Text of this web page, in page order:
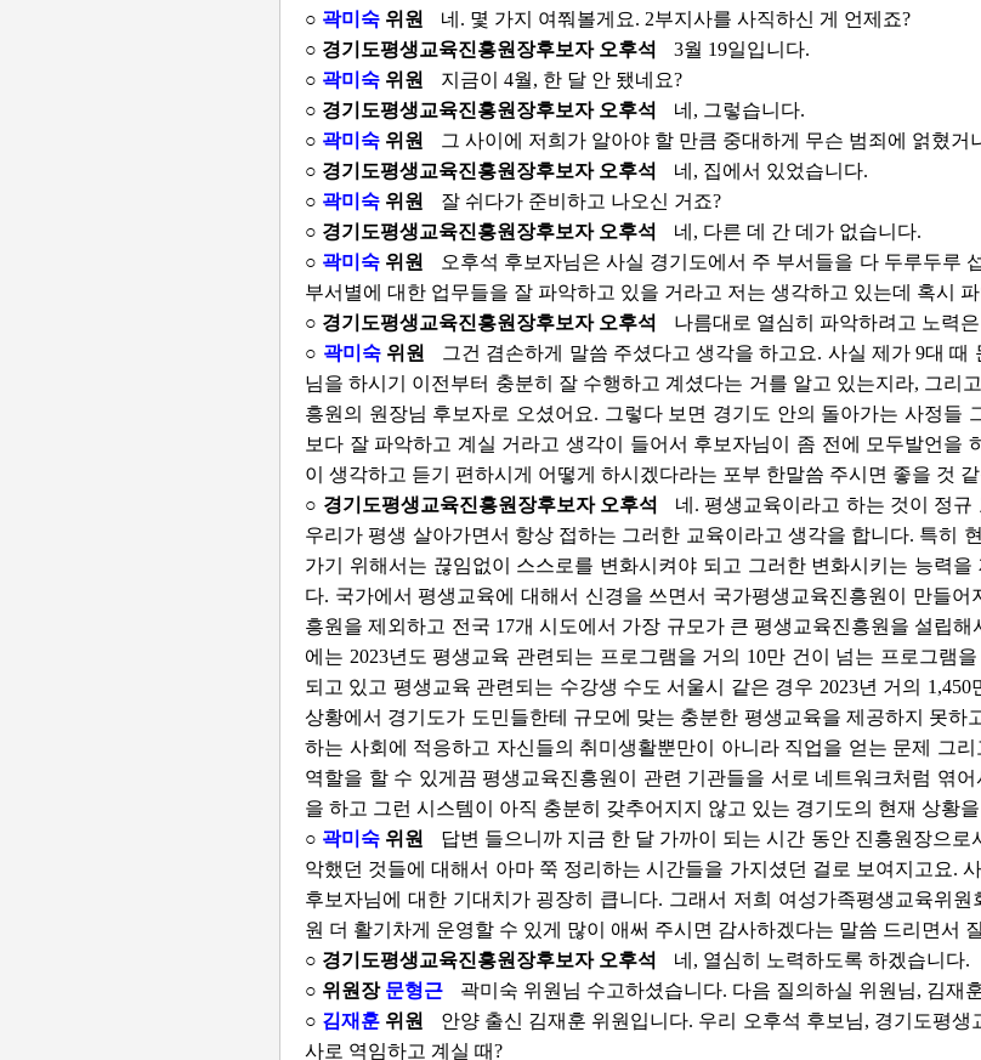
○ 곽미숙 위원
네. 몇 가지 여쭤볼게요. 2부지사를 사직하신 게 언제죠?
○ 경기도평생교육진흥원장후보자 오후석
3월 19일입니다.
○ 곽미숙 위원
지금이 4월, 한 달 안 됐네요?
○ 경기도평생교육진흥원장후보자 오후석
네, 그렇습니다.
○ 곽미숙 위원
그 사이에 저희가 알아야 할 만큼 중대하게 무슨 범죄에 얽혔
○ 경기도평생교육진흥원장후보자 오후석
네, 집에서 있었습니다.
○ 곽미숙 위원
잘 쉬다가 준비하고 나오신 거죠?
○ 경기도평생교육진흥원장후보자 오후석
네, 다른 데 간 데가 없습니다.
○ 곽미숙 위원
오후석 후보자님은 사실 경기도에서 주 부서들을 다 두루두루
부서별에 대한 업무들을 잘 파악하고 있을 거라고 저는 생각하고 있는데 혹시
○ 경기도평생교육진흥원장후보자 오후석
나름대로 열심히 파악하려고 노력
○ 곽미숙위원
그건 겸손하게 말씀 주셨다고 생각을 하고요. 사실 제가 9대
님을 하시기 이전부터 충분히 잘 수행하고 계셨다는 거를 알고 있는지라, 그
흥원의 원장님 후보자로 오셨어요. 그렇다 보면 경기도 안의 돌아가는 사정
보다 잘 파악하고 계실 거라고 생각이 들어서 후보자님이 좀 전에 모두발언
이 생각하고 듣기 편하시게 어떻게 하시겠다라는 포부 한말씀 주시면 좋을 것
○ 경기도평생교육진흥원장후보자 오후석
네. 평생교육이라고 하는 것이 정
우리가 평생 살아가면서 항상 접하는 그러한 교육이라고 생각을 합니다. 특히
가기 위해서는 끊임없이 스스로를 변화시켜야 되고 그러한 변화시키는 능력
다. 국가에서 평생교육에 대해서 신경을 쓰면서 국가평생교육진흥원이 만들
흥원을 제외하고 전국 17개 시도에서 가장 규모가 큰 평생교육진흥원을 설립
에는 2023년도 평생교육 관련되는 프로그램을 거의 10만 건이 넘는 프로그램
되고 있고 평생교육 관련되는 수강생 수도 서울시 같은 경우 2023년 거의
상황에서 경기도가 도민들한테 규모에 맞는 충분한 평생교육을 제공하지 못
하는 사회에 적응하고 자신들의 취미생활뿐만이 아니라 직업을 얻는 문제 그
역할을 할 수 있게끔 평생교육진흥원이 관련 기관들을 서로 네트워크처럼 엮
을 하고 그런 시스템이 아직 충분히 갖추어지지 않고 있는 경기도의 현재 상황
○ 곽미숙 위원
답변 들으니까 지금 한 달 가까이 되는 시간 동안 진흥원장으
악했던 것들에 대해서 아마 쭉 정리하는 시간들을 가지셨던 걸로 보여지고요.
후보자님에 대한 기대치가 굉장히 큽니다. 그래서 저희 여성가족평생교육위
원 더 활기차게 운영할 수 있게 많이 애써 주시면 감사하겠다는 말씀 드리면서
○ 경기도평생교육진흥원장후보자 오후석
네, 열심히 노력하도록 하겠습니다.
○ 위원장 문형근
곽미숙 위원님 수고하셨습니다. 다음 질의하실 위원님, 김재
○ 김재훈 위원
안양 출신 김재훈 위원입니다. 우리 오후석 후보님, 경기도평
사로 역임하고 계실 때?